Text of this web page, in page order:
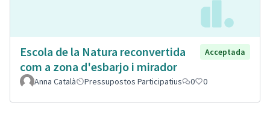
Escola de la Natura reconvertida
com a zona d'esbarjo i mirador
Acceptada
Anna Català Pressupostos Participatius 0 0